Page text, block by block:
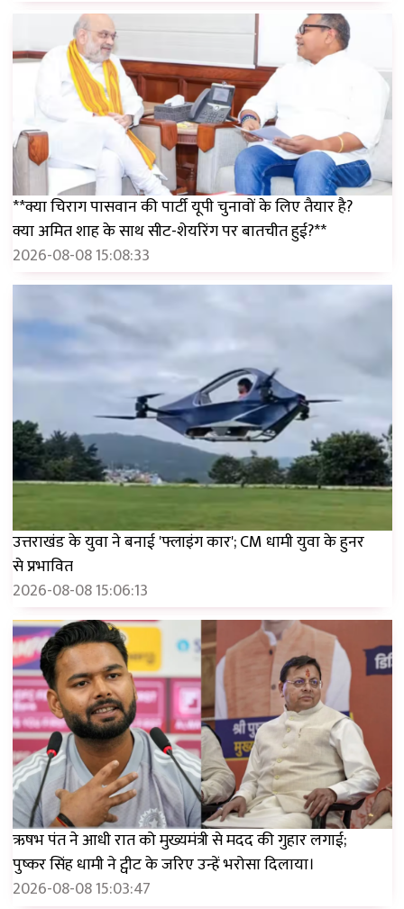
**क्या चिराग पासवान की पार्टी यूपी चुनावों के लिए तैयार है?
क्या अमित शाह के साथ सीट-शेयरिंग पर बातचीत हुई?**
2026-08-08 15:08:33
उत्तराखंड के युवा ने बनाई 'फ्लाइंग कार'; CM धामी युवा के हुनर ​​
से प्रभावित
2026-08-08 15:06:13
ऋषभ पंत ने आधी रात को मुख्यमंत्री से मदद की गुहार लगाई;
पुष्कर सिंह धामी ने ट्वीट के जरिए उन्हें भरोसा दिलाया।
2026-08-08 15:03:47